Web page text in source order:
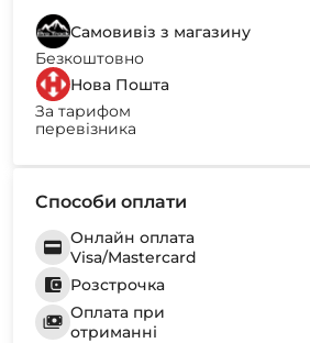
Самовивіз з магазину
Безкоштовно
Нова Пошта
За тарифом
перевізника
Способи оплати
Онлайн оплата
Visa/Mastercard
Розстрочка
Оплата при
отриманні